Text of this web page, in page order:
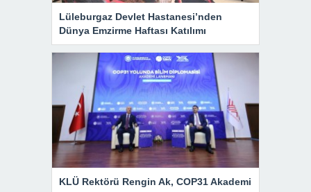
Lüleburgaz Devlet Hastanesi’nden
Dünya Emzirme Haftası Katılımı
KLÜ Rektörü Rengin Ak, COP31 Akademi